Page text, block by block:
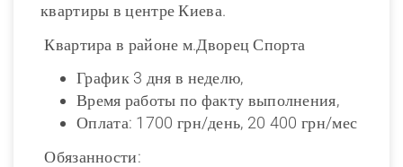
квартиры в центре Киева.
Квартира в районе м.Дворец Спорта
График 3 дня в неделю,
Время работы по факту выполнения,
Оплата: 1700 грн/день, 20 400 грн/мес
Обязанности: